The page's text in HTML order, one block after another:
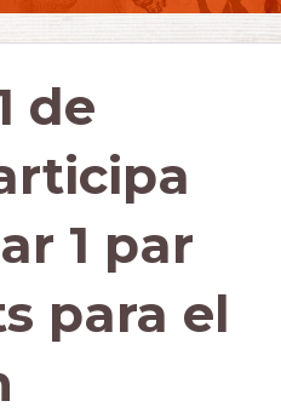
de
1 par
para el